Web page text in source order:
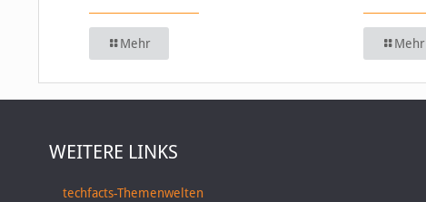
Mehr Mehr
WEITERE LINKS
techfacts-Themenwelten